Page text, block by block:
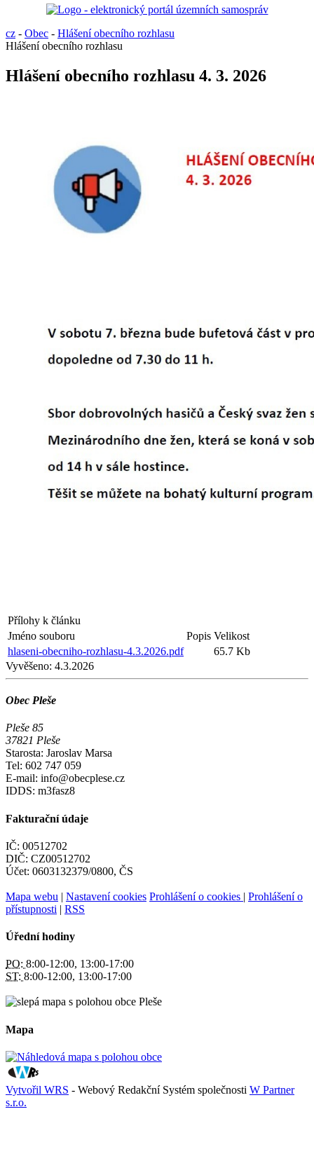
cz - Obec - Hlášení obecního rozhlasu
Hlášení obecního rozhlasu
Hlášení obecního rozhlasu 4. 3. 2026
Přílohy k článku
Jméno souboru
Popis Velikost
hlaseni-obecniho-rozhlasu-4.3.2026.pdf
65.7 Kb
Vyvěšeno: 4.3.2026
Obec Pleše
Pleše 85
37821 Pleše
Starosta: Jaroslav Marsa
Tel: 602 747 059
E-mail: info@obecplese.cz
IDDS: m3fasz8
Fakturační údaje
IČ: 00512702
DIČ: CZ00512702
Účet: 0603132379/0800, ČS
Mapa webu | Nastavení cookies Prohlášení o cookies | Prohlášení o
přístupnosti | RSS
Úřední hodiny
PO: 8:00-12:00, 13:00-17:00
ST: 8:00-12:00, 13:00-17:00
Mapa
Vytvořil WRS - Webový Redakční Systém společnosti W Partner
s.r.o.